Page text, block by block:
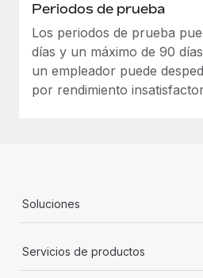
Periodos de prueba
Los periodos de prueba
días y un máximo de 90
un empleador puede
por rendimiento
Soluciones
Servicios de productos